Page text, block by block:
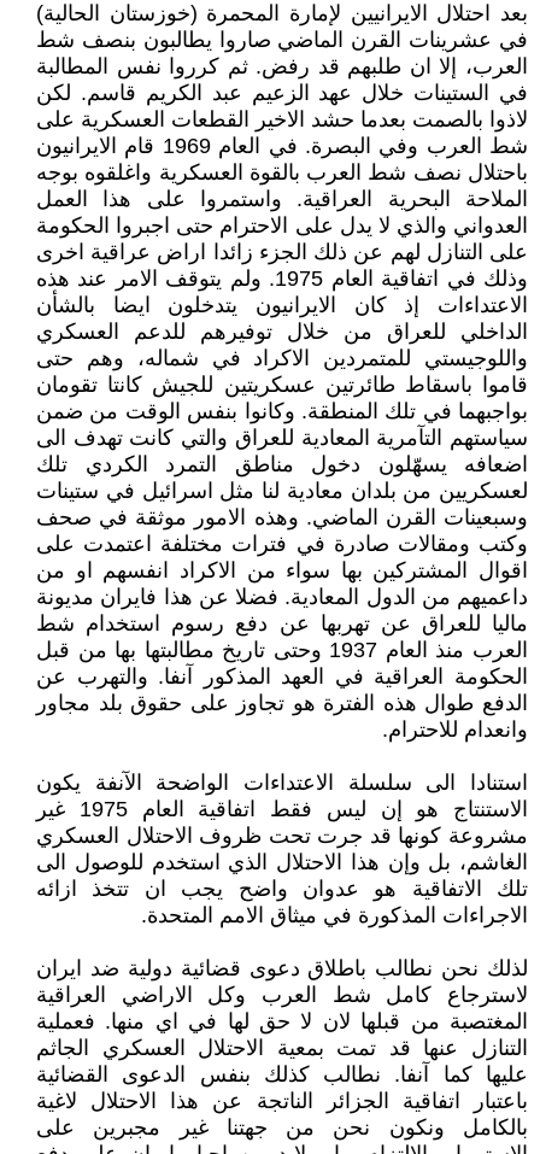
بعد احتلال الايرانيين لإمارة المحمرة (خوزستان الحالية)
في عشرينات القرن الماضي صاروا يطالبون بنصف شط
العرب، إلا ان طلبهم قد رفض. ثم كرروا نفس المطالبة
في الستينات خلال عهد الزعيم عبد الكريم قاسم. لكن
لاذوا بالصمت بعدما حشد الاخير القطعات العسكرية على
شط العرب وفي البصرة. في العام 1969 قام الايرانيون
باحتلال نصف شط العرب بالقوة العسكرية واغلقوه بوجه
الملاحة البحرية العراقية. واستمروا على هذا العمل
العدواني والذي لا يدل على الاحترام حتى اجبروا الحكومة
على التنازل لهم عن ذلك الجزء زائدا اراض عراقية اخرى
وذلك في اتفاقية العام 1975. ولم يتوقف الامر عند هذه
الاعتداءات إذ كان الايرانيون يتدخلون ايضا بالشأن
الداخلي للعراق من خلال توفيرهم للدعم العسكري
واللوجيستي للمتمردين الاكراد في شماله، وهم حتى
قاموا باسقاط طائرتين عسكريتين للجيش كانتا تقومان
بواجبهما في تلك المنطقة. وكانوا بنفس الوقت من ضمن
سياستهم التآمرية المعادية للعراق والتي كانت تهدف الى
اضعافه يسهّلون دخول مناطق التمرد الكردي تلك
لعسكريين من بلدان معادية لنا مثل اسرائيل في ستينات
وسبعينات القرن الماضي. وهذه الامور موثقة في صحف
وكتب ومقالات صادرة في فترات مختلفة اعتمدت على
اقوال المشتركين بها سواء من الاكراد انفسهم او من
داعميهم من الدول المعادية. فضلا عن هذا فايران مديونة
ماليا للعراق عن تهربها عن دفع رسوم استخدام شط
العرب منذ العام 1937 وحتى تاريخ مطالبتها بها من قبل
الحكومة العراقية في العهد المذكور آنفا. والتهرب عن
الدفع طوال هذه الفترة هو تجاوز على حقوق بلد مجاور
وانعدام للاحترام.
استنادا الى سلسلة الاعتداءات الواضحة الآنفة يكون
الاستنتاج هو إن ليس فقط اتفاقية العام 1975 غير
مشروعة كونها قد جرت تحت ظروف الاحتلال العسكري
الغاشم، بل وإن هذا الاحتلال الذي استخدم للوصول الى
تلك الاتفاقية هو عدوان واضح يجب ان تتخذ ازائه
الاجراءات المذكورة في ميثاق الامم المتحدة.
لذلك نحن نطالب باطلاق دعوى قضائية دولية ضد ايران
لاسترجاع كامل شط العرب وكل الاراضي العراقية
المغتصبة من قبلها لان لا حق لها في اي منها. فعملية
التنازل عنها قد تمت بمعية الاحتلال العسكري الجاثم
عليها كما آنفا. نطالب كذلك بنفس الدعوى القضائية
باعتبار اتفاقية الجزائر الناتجة عن هذا الاحتلال لاغية
بالكامل ونكون نحن من جهتنا غير مجبرين على